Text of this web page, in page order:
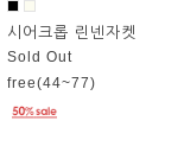
시어크롭 린넨자켓
Sold Out
free(44~77)